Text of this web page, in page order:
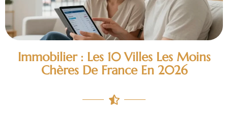
Immobilier : Les 10 Villes Les Moins
Chères De France En 2026